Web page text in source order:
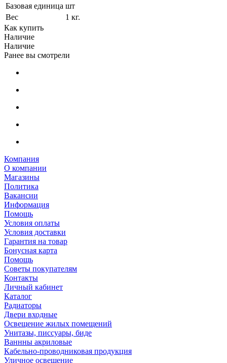
Базовая единица шт
Вес
1 кг.
Как купить
Наличие
Наличие
Ранее вы смотрели
Компания
О компании
Магазины
Политика
Вакансии
Информация
Помощь
Условия оплаты
Условия доставки
Гарантия на товар
Бонусная карта
Помощь
Советы покупателям
Контакты
Личный кабинет
Каталог
Радиаторы
Двери входные
Освещение жилых помещений
Унитазы, писсуары, биде
Ваннны акриловые
Кабельно-проводниковая продукция
Уличное освещение